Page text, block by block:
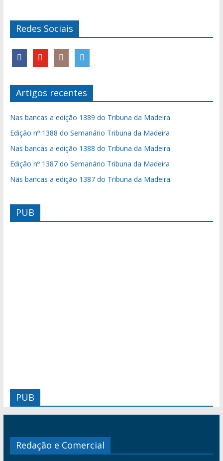
Redes Sociais
Artigos recentes
Nas bancas a edição 1389 do Tribuna da Madeira
Edição nº 1388 do Semanário Tribuna da Madeira
Nas bancas a edição 1388 do Tribuna da Madeira
Edição nº 1387 do Semanário Tribuna da Madeira
Nas bancas a edição 1387 do Tribuna da Madeira
PUB
PUB
Redação e Comercial